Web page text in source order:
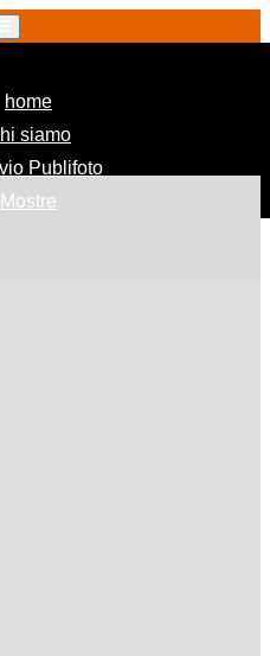
home(current)
siamo
Publifoto
Mostre